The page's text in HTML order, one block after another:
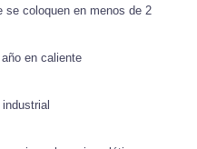
se coloquen en menos de 2
en caliente